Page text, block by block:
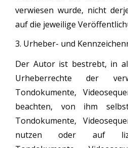
verwiesen wurde, nicht
auf die jeweilige
3. Urheber- und
Der Autor ist bestrebt, in
Urheberrechte der
Tondokumente,
beachten, von ihm
Tondokumente,
nutzen oder auf